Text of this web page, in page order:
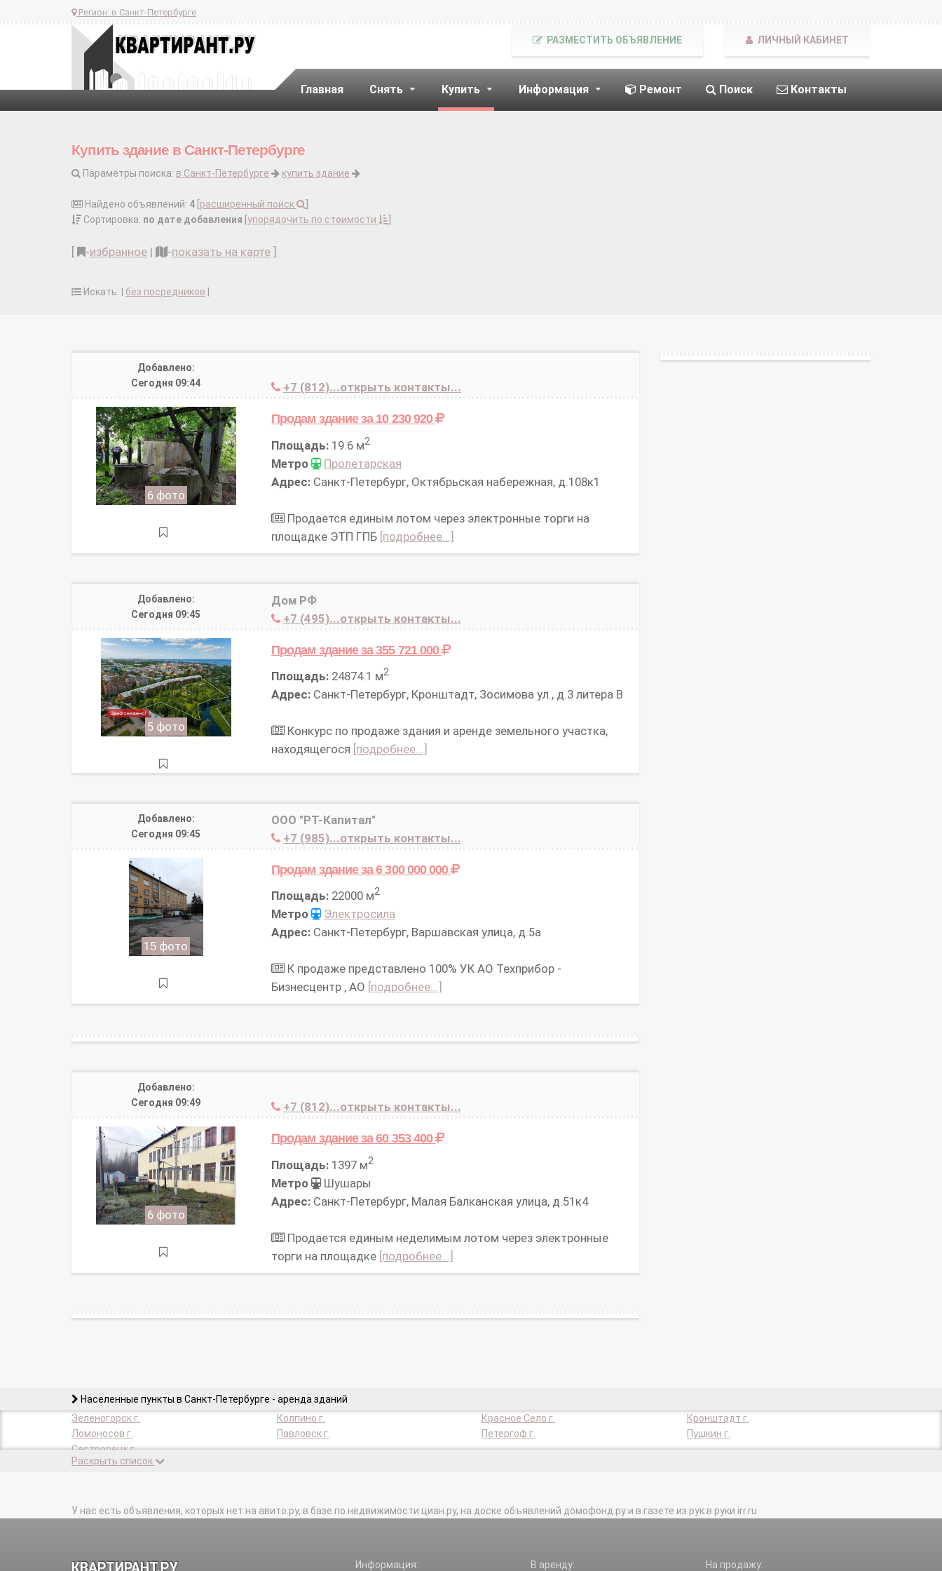
Регион: в Санкт-Петербурге
Главная Снять Купить Информация Ремонт Поиск Контакты
РАЗМЕСТИТЬ ОБЪЯВЛЕНИЕ ЛИЧНЫЙ КАБИНЕТ
Купить здание в Санкт-Петербурге
Параметры поиска: в Санкт-Петербурге купить здание
Найдено объявлений: 4 расширенный поиск
Сортировка: по дате добавления упорядочить по стоимости
-избранное | -показать на карте
Искать: | без посредников
Добавлено:
Сегодня 09:44
+7 (812)...открыть контакты...
6 фото
Продам зданиеза 10 230 920
Площадь:19.6 м2
Метро
Пролетарская
Адрес:Санкт-Петербург, Октябрьская набережная, д.108к1
Продается единым лотом через электронные торги на
площадке ЭТП ГПБ [подробнее...]
Добавлено:
Сегодня 09:45
Дом РФ
+7 (495)...открыть контакты...
5 фото
Продам зданиеза 355 721 000
Площадь:24874.1 м2
Адрес:Санкт-Петербург, Кронштадт, Зосимова ул., д.3 литера В
Конкурс по продаже здания и аренде земельного участка,
находящегося [подробнее...]
Добавлено:
Сегодня 09:45
ООО "РТ-Капитал"
+7 (985)...открыть контакты...
15 фото
Продам зданиеза 6 300 000 000
Площадь:22000 м2
Метро
Электросила
Адрес:Санкт-Петербург, Варшавская улица, д.5а
К продаже представлено 100% УК АО Техприбор -
Бизнесцентр , АО [подробнее...]
Добавлено:
Сегодня 09:49
+7 (812)...открыть контакты...
6 фото
Продам зданиеза 60 353 400
Площадь:1397 м2
Метро
Шушары
Адрес:Санкт-Петербург, Малая Балканская улица, д.51к4
Продается единым неделимым лотом через электронные
торги на площадке [подробнее...]
Населенные пункты в Санкт-Петербурге - аренда зданий
Зеленогорск г.
Колпино г. Красное Село г.
Кронштадт г.
Ломоносов г.
Павловск г. Петергоф г.
Пушкин г.
Сестрорецк г.
Раскрыть список
У нас есть объявления, которых нет на авито.ру, в базе по недвижимости циан.ру, на доске объявлений домофонд.ру и в газете из рук в руки irr.ru
КВАРТИРАНТ.РУ Информация: В аренду: На продажу: